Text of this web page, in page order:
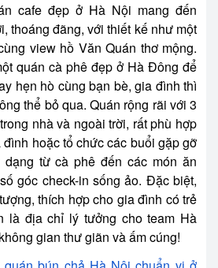
cafe đẹp ở Hà Nội mang đến
thoáng đãng, với thiết kế như một
view hồ Văn Quán thơ mộng.
quán cà phê đẹp ở Hà Đông để
hẹn hò cùng bạn bè, gia đình thì
thể bỏ qua. Quán rộng rãi với 3
nhà và ngoài trời, rất phù hợp
hoặc tổ chức các buổi gặp gỡ
dạng từ cà phê đến các món ăn
góc check-in sống ảo. Đặc biệt,
thích hợp cho gia đình có trẻ
là địa chỉ lý tưởng cho team Hà
gian thư giãn và ấm cúng!